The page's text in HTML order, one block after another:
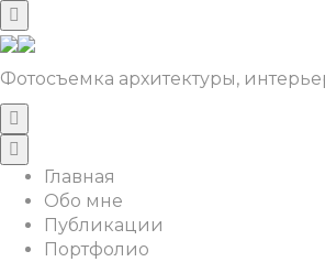
Фотосъемка архитектуры,
Главная
Обо мне
Публикации
Портфолио